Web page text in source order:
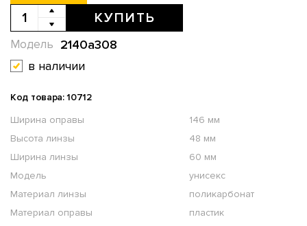
КУПИТЬ
2140a308
Модель
в наличии
Код товара: 10712
Ширина оправы
146 мм
Высота линзы
48 мм
Ширина линзы
60 мм
Модель
унисекс
Материал линзы
поликарбонат
Материал оправы
пластик